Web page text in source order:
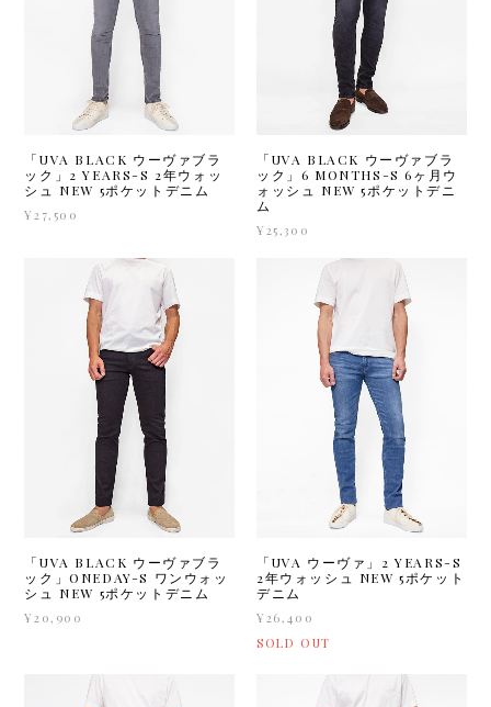
「UVA BLACK ウーヴァブラ
ック」2 YEARS-S 2年ウォッ
シュ NEW 5ポケットデニム
¥27,500
「UVA BLACK ウーヴァブラ
ック」6 MONTHS-S 6ヶ月ウ
ォッシュ NEW 5ポケットデニ
ム
¥25,300
「UVA BLACK ウーヴァブラ
ック」ONEDAY-S ワンウォッ
シュ NEW 5ポケットデニム
¥20,900
「UVA ウーヴァ」2 YEARS-S
2年ウォッシュ NEW 5ポケット
デニム
¥26,400
SOLD OUT